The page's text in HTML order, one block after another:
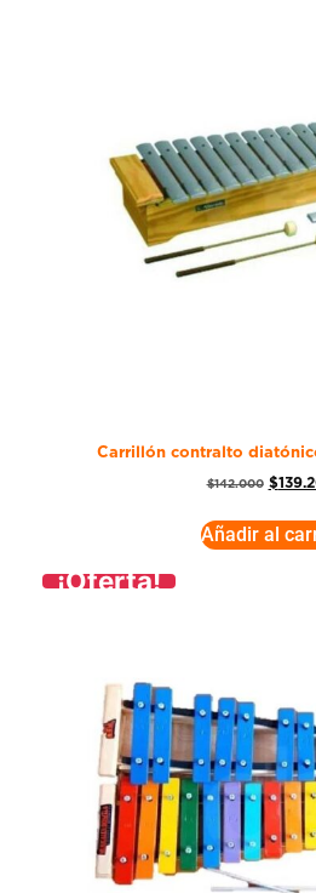
Carrillón contralto
$142.000 $
Añadir al
¡Oferta!